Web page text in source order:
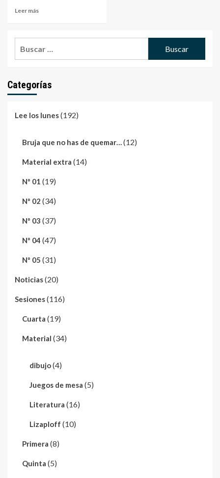
Leer más
Categorías
Lee los lunes(192)
Bruja que no has de quemar…(12)
Material extra (14)
Nº 01 (19)
Nº 02 (34)
Nº 03 (37)
Nº 04 (47)
Nº 05 (31)
Noticias(20)
Sesiones(116)
Cuarta (19)
Material (34)
dibujo(4)
Juegos de mesa (5)
Literatura (16)
Lizaploff (10)
Primera (8)
Quinta (5)